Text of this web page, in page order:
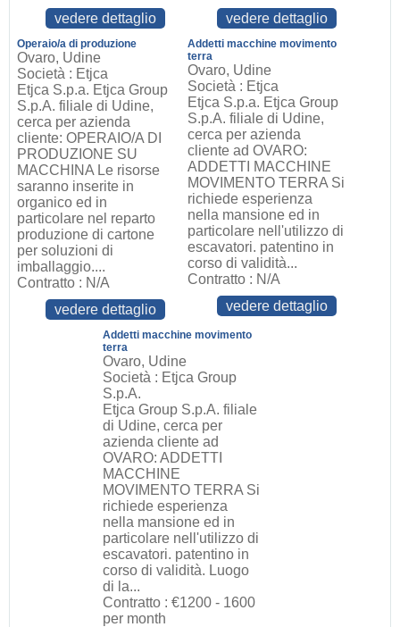
vedere dettaglio
vedere dettaglio
Operaio/a di produzione
Ovaro, Udine
Società : Etjca
Etjca S.p.a. Etjca Group
S.p.A. filiale di Udine,
cerca per azienda
cliente: OPERAIO/A DI
PRODUZIONE SU
MACCHINA Le risorse
saranno inserite in
organico ed in
particolare nel reparto
produzione di cartone
per soluzioni di
imballaggio....
Contratto : N/A
vedere dettaglio
Addetti macchine movimento
terra
Ovaro, Udine
Società : Etjca
Etjca S.p.a. Etjca Group
S.p.A. filiale di Udine,
cerca per azienda
cliente ad OVARO:
ADDETTI MACCHINE
MOVIMENTO TERRA Si
richiede esperienza
nella mansione ed in
particolare nell'utilizzo di
escavatori. patentino in
corso di validità...
Contratto : N/A
vedere dettaglio
Addetti macchine movimento
terra
Ovaro, Udine
Società : Etjca Group
S.p.A.
Etjca Group S.p.A. filiale
di Udine, cerca per
azienda cliente ad
OVARO: ADDETTI
MACCHINE
MOVIMENTO TERRA Si
richiede esperienza
nella mansione ed in
particolare nell'utilizzo di
escavatori. patentino in
corso di validità. Luogo
di la...
Contratto : €1200 - 1600
per month